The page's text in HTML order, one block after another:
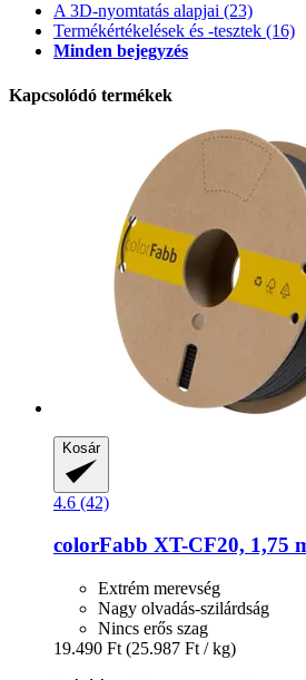
A 3D-nyomtatás alapjai (23)
Termékértékelések és -tesztek (16)
Minden bejegyzés
Kapcsolódó termékek
Kosár
4.6 (42)
colorFabb XT-​CF20, 1,75
Extrém merevség
Nagy olvadás-szilárdság
Nincs erős szag
19.490 Ft (25.987 Ft / kg)